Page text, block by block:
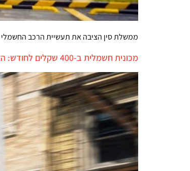
ממשלת סין הציבה את תעשיית הרכב
מכונית חשמלית ב-400 שקלים לחודש: הצרפתים התנפלו על המציאה וחיסלו מלאי של 50,000 מכוניות חשמליות